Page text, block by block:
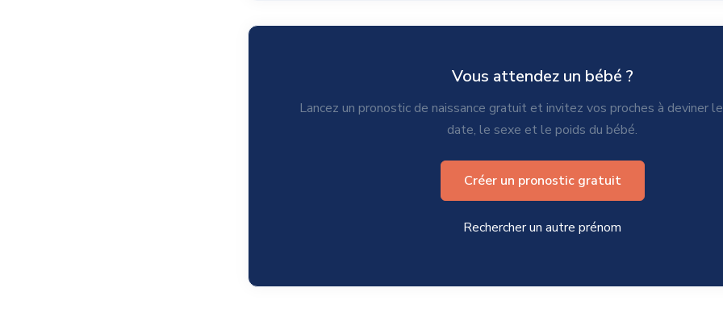
Vous attendez un bébé ?
Lancez un pronostic de naissance gratuit et invitez vos proches à deviner
date, le sexe et le poids du bébé.
Créer un pronostic gratuit
Rechercher un autre prénom